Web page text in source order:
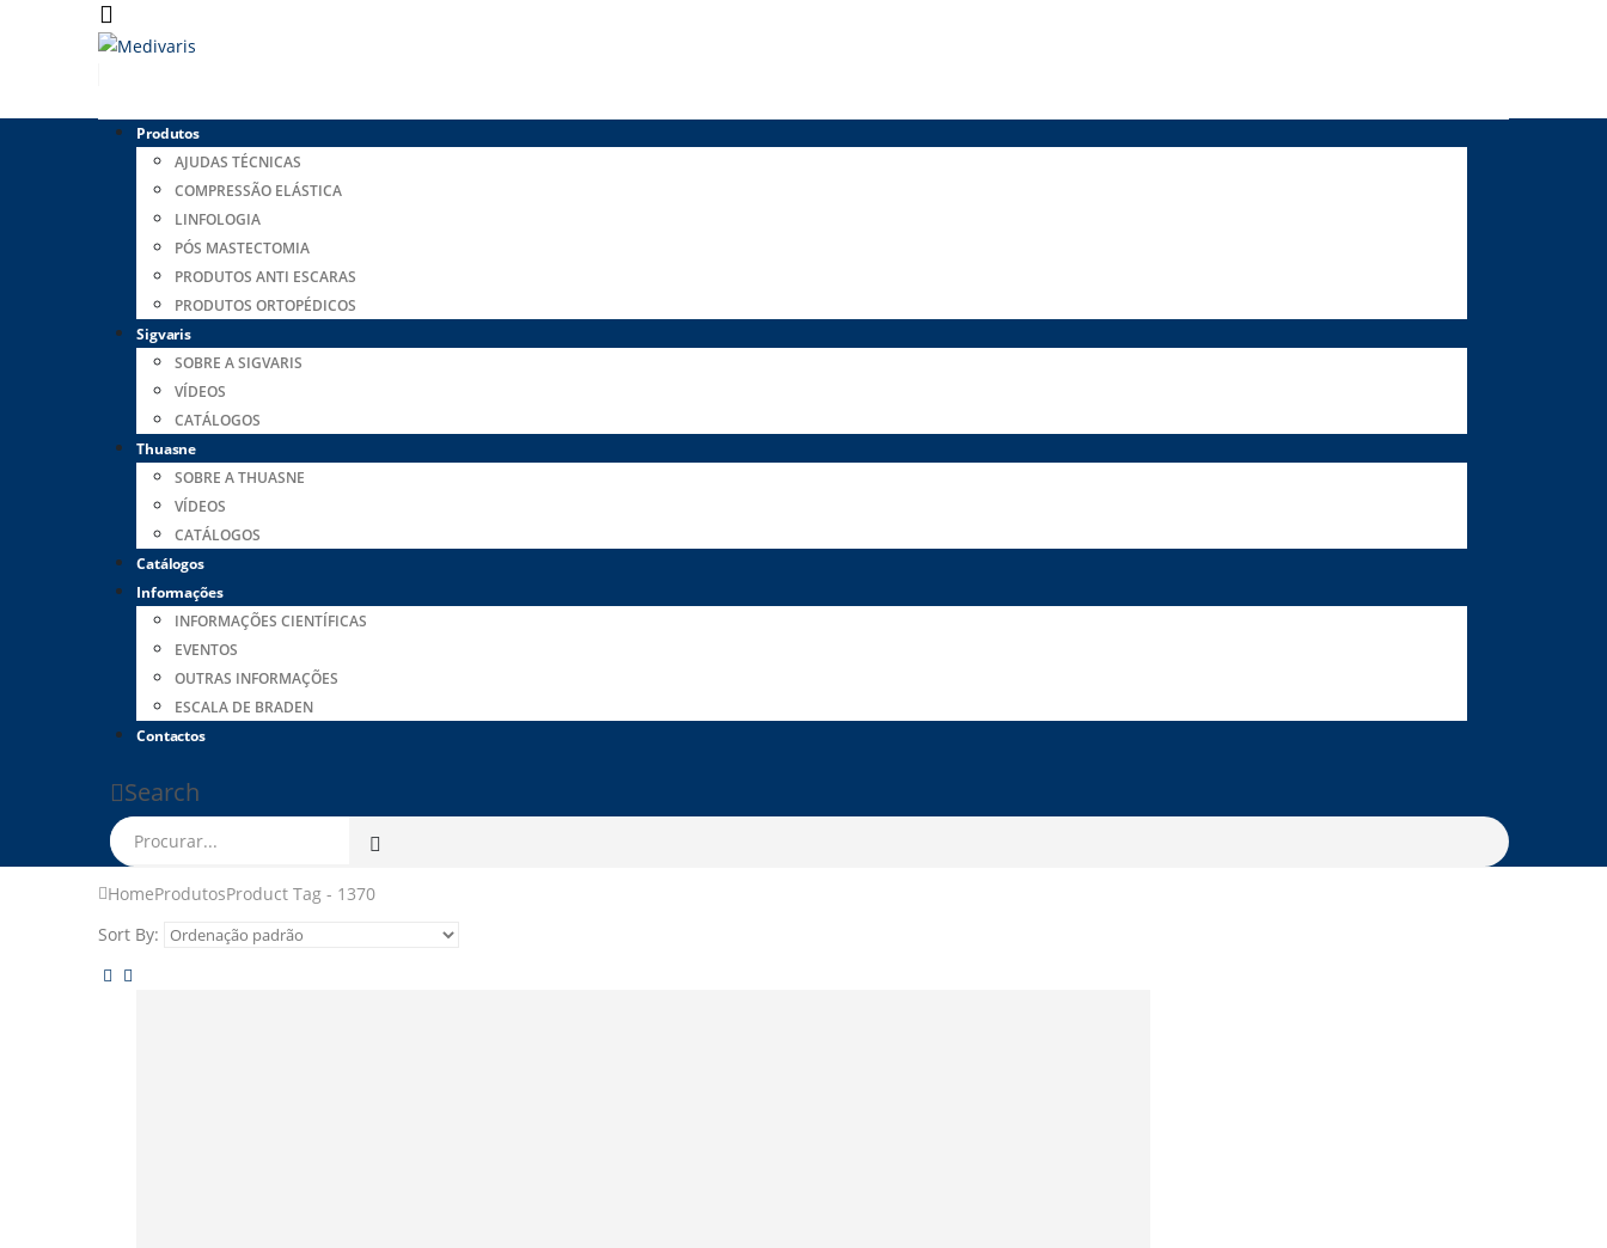
Produtos
AJUDAS TÉCNICAS
COMPRESSÃO ELÁSTICA
LINFOLOGIA
PÓS MASTECTOMIA
PRODUTOS ANTI ESCARAS
PRODUTOS ORTOPÉDICOS
Sigvaris
SOBRE A SIGVARIS
VÍDEOS
CATÁLOGOS
Thuasne
SOBRE A THUASNE
VÍDEOS
CATÁLOGOS
Catálogos
Informações
INFORMAÇÕES CIENTÍFICAS
EVENTOS
OUTRAS INFORMAÇÕES
ESCALA DE BRADEN
Contactos
Search
HomeProdutosProduct Tag - 1370
Sort By: